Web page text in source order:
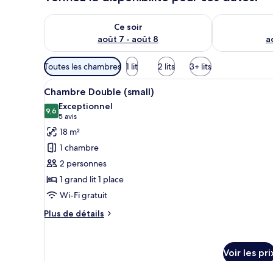
Ce soir
août 7 - août 8
Vérifier la disponibilité pour ce soir août 7 - août 8
Vérifier la
Filtres
disponibles
pour
les
chambres
Toutes les chambres 1 lit 2 lits 3+ lits
Afficher
toutes
les
photos
pour
ce
type
de
chambre :
Chambre
Une chambre à coucher
4
Chambre Double (small)
9,69,6 sur 10
Exceptionnel
5 avis
(5 avis)
18 m²
1 chambre
2 personnes
1 grand lit 1 place
Wi-Fi gratuit
Plus de détails
Plus
Voir les